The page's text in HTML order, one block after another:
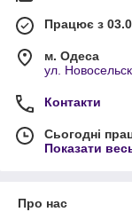
Працює з
м. Одеса
ул.
Контакти
Сьогодні
Показати
Про нас